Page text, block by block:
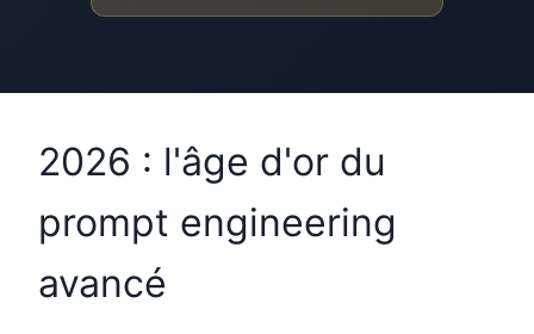
2026 : l'âge d'or du
prompt engineering
avancé